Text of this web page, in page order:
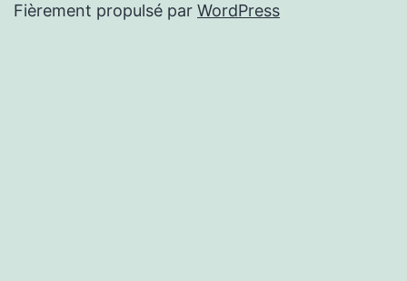
Fièrement propulsé par WordPress